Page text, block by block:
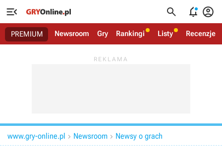
   
PREMIUM Newsroom Gry Rankingi Listy Recenzje
www.gry-online.pl  Newsroom  Newsy o grach